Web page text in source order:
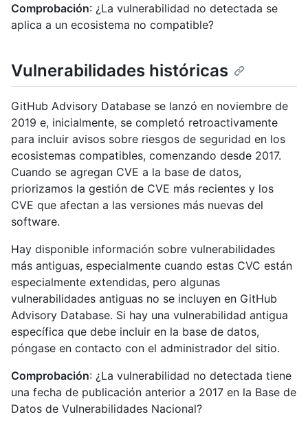
Comprobación: ¿La vulnerabilidad no detectada se
aplica a un ecosistema no compatible?
Vulnerabilidades históricas
GitHub Advisory Database se lanzó en noviembre de
2019 e, inicialmente, se completó retroactivamente
para incluir avisos sobre riesgos de seguridad en los
ecosistemas compatibles, comenzando desde 2017.
Cuando se agregan CVE a la base de datos,
priorizamos la gestión de CVE más recientes y los
CVE que afectan a las versiones más nuevas del
software.
Hay disponible información sobre vulnerabilidades
más antiguas, especialmente cuando estas CVC están
especialmente extendidas, pero algunas
vulnerabilidades antiguas no se incluyen en GitHub
Advisory Database. Si hay una vulnerabilidad antigua
específica que debe incluir en la base de datos,
póngase en contacto con el administrador del sitio.
Comprobación: ¿La vulnerabilidad no detectada tiene
una fecha de publicación anterior a 2017 en la Base de
Datos de Vulnerabilidades Nacional?